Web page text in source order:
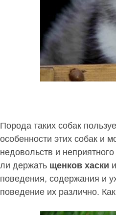
Порода таких собак
особенности этих собак и
недовольств и
ли держать щенков хаски
поведения, содержания и
поведение их различно.